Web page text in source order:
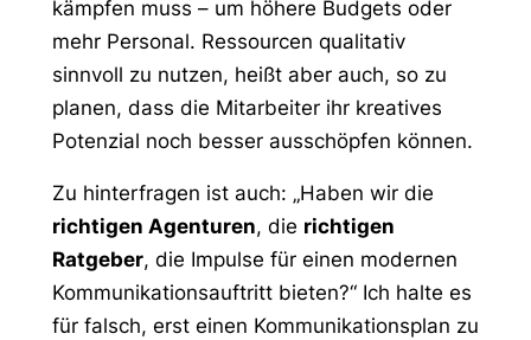
kämpfen muss – um höhere Budgets oder
mehr Personal. Ressourcen qualitativ
sinnvoll zu nutzen, heißt aber auch, so zu
planen, dass die Mitarbeiter ihr kreatives
Potenzial noch besser ausschöpfen können.
Zu hinterfragen ist auch: „Haben wir die
richtigen Agenturen, die richtigen
Ratgeber, die Impulse für einen modernen
Kommunikationsauftritt bieten?“ Ich halte es
für falsch, erst einen Kommunikationsplan zu